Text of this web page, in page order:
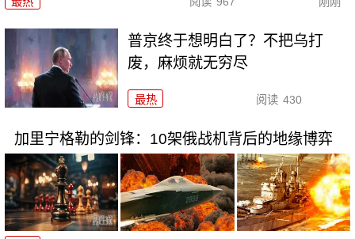
普京终于想明白了？不把乌打
废，麻烦就无穷尽
最热 阅读 430
加里宁格勒的剑锋：10架俄战机背后的地缘博弈